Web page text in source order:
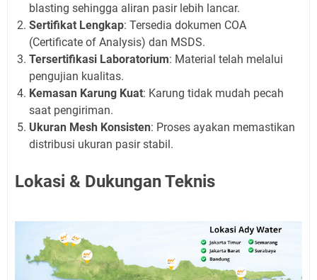
blasting sehingga aliran pasir lebih lancar.
Sertifikat Lengkap: Tersedia dokumen COA
(Certificate of Analysis) dan MSDS.
Tersertifikasi Laboratorium: Material telah melalui
pengujian kualitas.
Kemasan Karung Kuat: Karung tidak mudah pecah
saat pengiriman.
Ukuran Mesh Konsisten: Proses ayakan memastikan
distribusi ukuran pasir stabil.
Lokasi & Dukungan Teknis